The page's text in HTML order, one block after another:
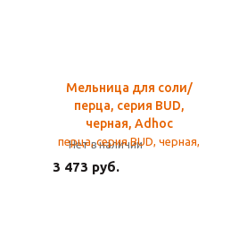
Мельница для соли/
перца, серия BUD,
черная, Adhoc
Нет в наличии
3 473 руб.